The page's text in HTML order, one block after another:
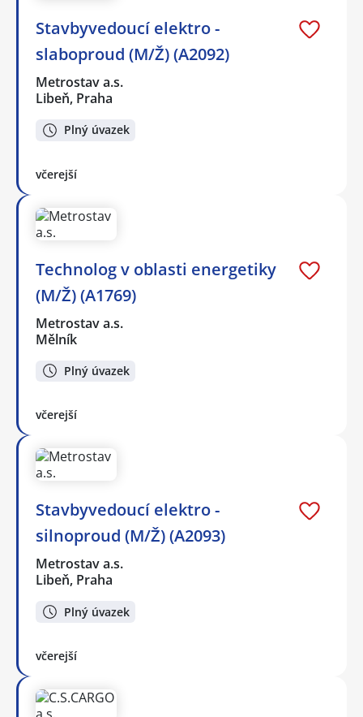
Stavbyvedoucí elektro -
slaboproud (M/Ž) (A2092)
Metrostav a.s.
Libeň, Praha
Plný úvazek
včerejší
Technolog v oblasti energetiky
(M/Ž) (A1769)
Metrostav a.s.
Mělník
Plný úvazek
včerejší
Stavbyvedoucí elektro -
silnoproud (M/Ž) (A2093)
Metrostav a.s.
Libeň, Praha
Plný úvazek
včerejší